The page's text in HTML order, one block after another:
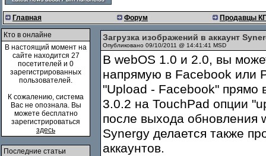
Главная Форум Продавцы
Кто в онлайне
В настоящий момент на
сайте находится 27
посетителей и 0
зарегистрированных
пользователей.
К сожалению, система
Вас не опознала. Вы
можете бесплатно
зарегистрироваться
здесь
Последние статьи
Загрузка изображений в аккаунт
Опубликовано 09/10/2011 @ 14:41:41 MSD
В webOS 1.0 и 2.0, вы
напрямую в Facebook или
"Upload - Facebook" прямо
3.0.2 на TouchPad опции
после выхода обновления
Synergy делается также
аккаунтов.